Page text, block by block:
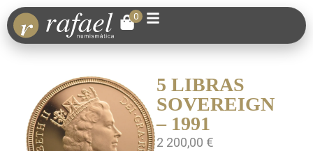
0
5 LIBRAS
SOVEREIGN
– 1991
2 200,00 €